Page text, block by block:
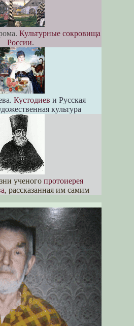
Культурные сокровища
России.
Кустодиев и Русская
культура
ученого протоиерея
, рассказанная им самим